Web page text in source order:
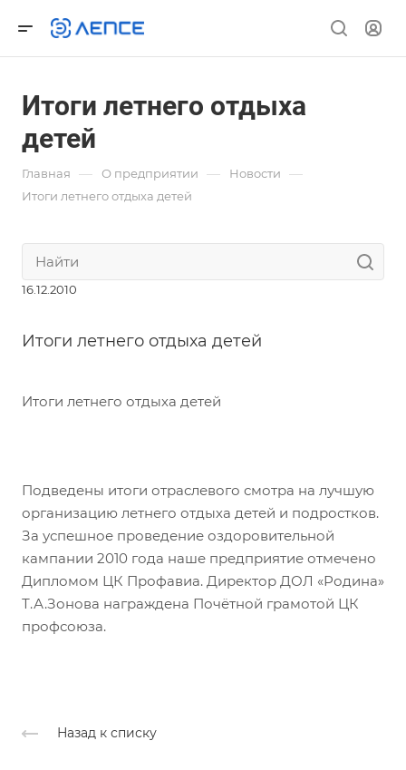
Итоги летнего отдыха
детей
Главная — О предприятии — Новости —
Итоги летнего отдыха детей
16.12.2010
Итоги летнего отдыха детей
Итоги летнего отдыха детей
Подведены итоги отраслевого смотра на лучшую
организацию летнего отдыха детей и подростков.
За успешное проведение оздоровительной
кампании 2010 года наше предприятие отмечено
Дипломом ЦК Профавиа. Директор ДОЛ «Родина»
Т.А.Зонова награждена Почётной грамотой ЦК
профсоюза.
Назад к списку